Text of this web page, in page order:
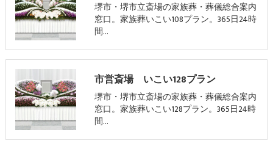
堺市・堺市立斎場の家族葬・葬儀総合案内
窓口。家族葬いこい108プラン。365日24時
間…
市営斎場 いこい128プラン
堺市・堺市立斎場の家族葬・葬儀総合案内
窓口。家族葬いこい128プラン。365日24時
間…